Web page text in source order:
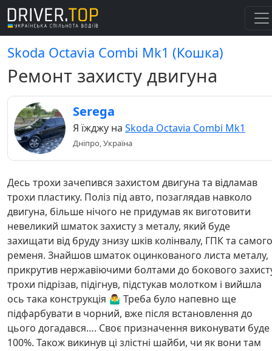
Skoda Octavia Combi Mk1 (Кошка)
Ремонт захисту двигуна
Serega
Я їжджу на Skoda Octavia Combi Mk1
Дніпро, Україна
Десь трохи зачепився захистом двигуна та відламав
трохи пластику. Поліз під авто, позаглядав навколо
двигуна, більше нічого не придумав як виготовити
невеликий шматок захисту з металу, який буде
захищати від бруду знизу шків колінвалу, ГПК та самого
ременя. Знайшов шматок оцинкованого листа металу,
прикрутив нержавіючими болтами до бокового
трохи підрізав, підігнув, підстукав молотком і вийшла
ось така конструкція 🤷‍♂️ Треба було напевно ще
підфарбувати в чорний, вже після встановлення до
цього догадався…. Своє призначення виконувати буде
100%. Також викинув ці злістні шайби, чи як вони там